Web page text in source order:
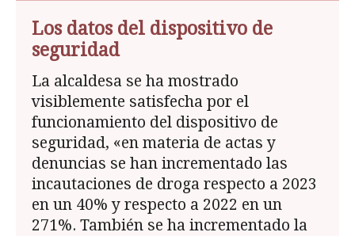
Los datos del dispositivo de
seguridad
La alcaldesa se ha mostrado
visiblemente satisfecha por el
funcionamiento del dispositivo de
seguridad, «en materia de actas y
denuncias se han incrementado las
incautaciones de droga respecto a 2023
en un 40% y respecto a 2022 en un
271%. También se ha incrementado la